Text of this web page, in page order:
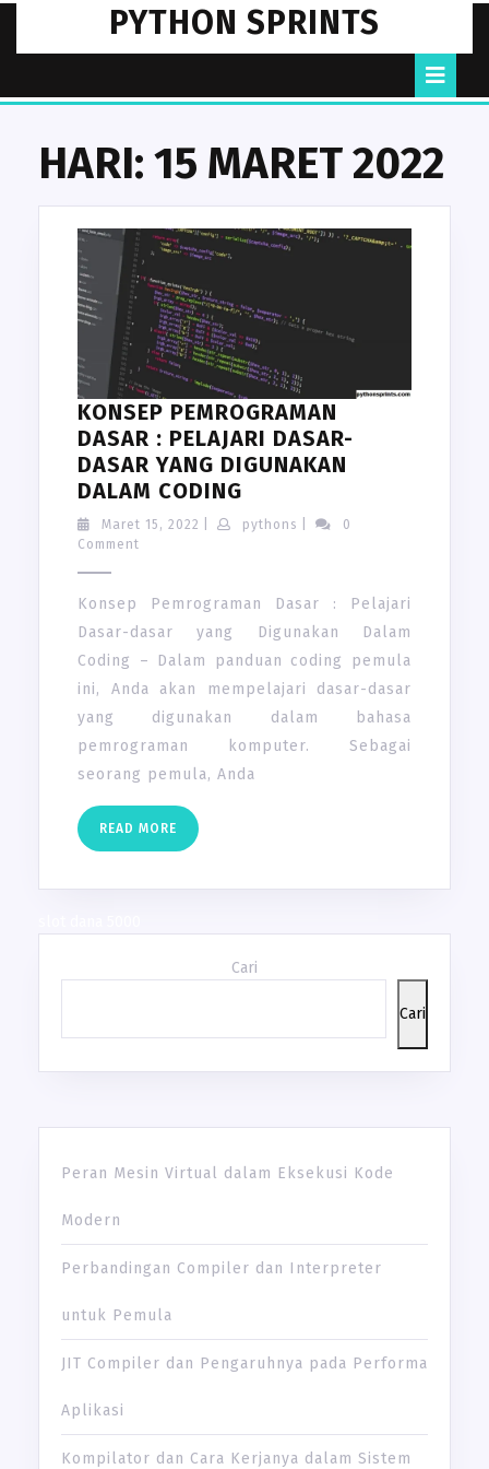
content
PYTHON SPRINTS
HARI: 15 MARET 2022
KONSEP PEMROGRAMAN
DASAR : PELAJARI DASAR-
DASAR YANG DIGUNAKAN
DALAM CODING
PEMROGRAMAN
PELAJARI
DASAR-
DASAR
YANG
DIGUNAKAN
DALAM
CODING
Maret 15, 2022 Maret
pythons pythons
0
Comment
Konsep Pemrograman Dasar : Pelajari
Dasar-dasar yang Digunakan Dalam
Coding – Dalam panduan coding pemula
ini, Anda akan mempelajari dasar-dasar
yang digunakan dalam bahasa
pemrograman komputer. Sebagai
seorang pemula, Anda
READ MORE READ
MORE
Cari
Cari
Peran Mesin Virtual dalam Eksekusi Kode
Modern
Perbandingan Compiler dan Interpreter
untuk Pemula
JIT Compiler dan Pengaruhnya pada Performa
Aplikasi
Kompilator dan Cara Kerjanya dalam Sistem